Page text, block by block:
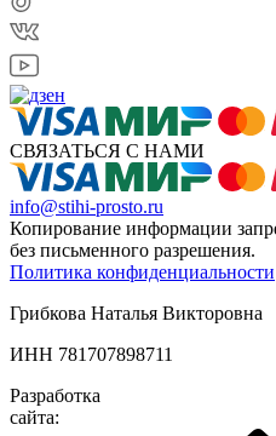
СВЯЗАТЬСЯ С НАМИ
info@stihi-prosto.ru
Копирование информации
без письменного разрешения.
Политика конфиденциальности
Грибкова Наталья Викторовна
ИНН 781707898711
Разработка
сайта: